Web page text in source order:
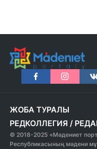
ЖОБА ТУРАЛЫ
РЕДКОЛЛЕГИЯ /
© 2018-2025 «Мәдениет
Республикасының мәдени